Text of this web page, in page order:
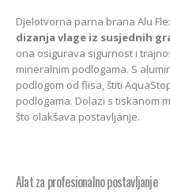
Djelotvorna parna brana Alu
dizanja vlage iz susjednih
ona osigurava sigurnost i
mineralnim podlogama. S
podlogom od flisa, štiti
podlogama. Dolazi s tiskanom
što olakšava postavljanje.
Alat za profesionalno postavljanje